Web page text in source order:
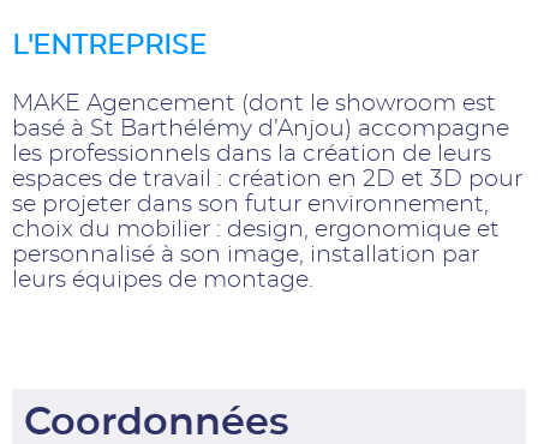
L'ENTREPRISE
MAKE Agencement (dont le showroom est
basé à St Barthélémy d’Anjou) accompagne
les professionnels dans la création de leurs
espaces de travail : création en 2D et 3D pour
se projeter dans son futur environnement,
choix du mobilier : design, ergonomique et
personnalisé à son image, installation par
leurs équipes de montage.
Coordonnées